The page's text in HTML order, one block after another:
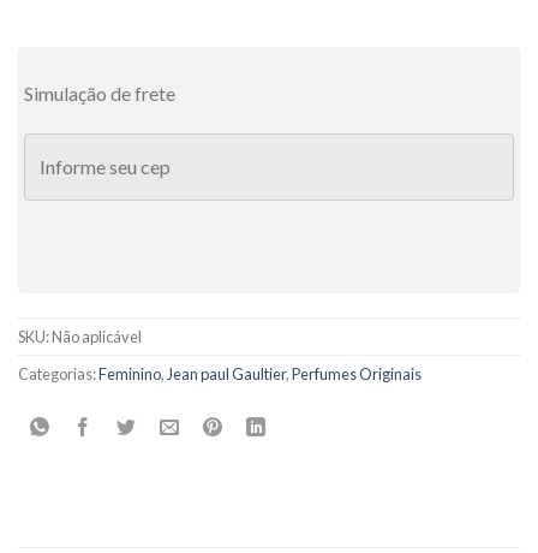
Simulação de frete
SKU:Não aplicável
Categorias:Feminino, Jean paul Gaultier,Perfumes Originais